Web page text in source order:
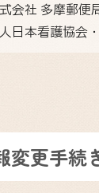
会社 多摩郵便
日本看護協会
変更手続